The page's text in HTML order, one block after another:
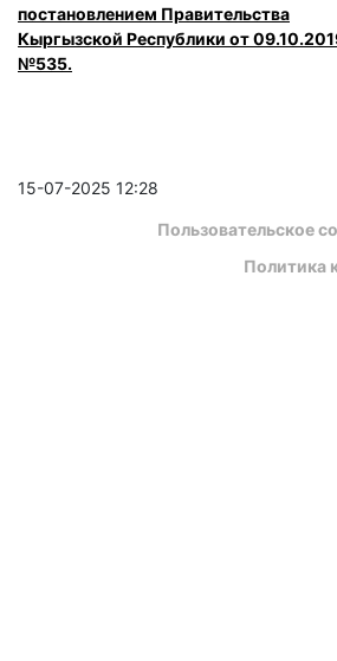
постановлением Правительства
Кыргызской Республики от
№535.
15-07-2025 12:28
Пользовательское
Политика